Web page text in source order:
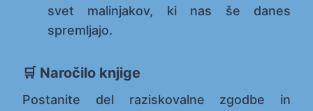
svet malinjakov, ki nas še danes
spremljajo.
🛒 Naročilo knjige
Postanite del raziskovalne zgodbe in